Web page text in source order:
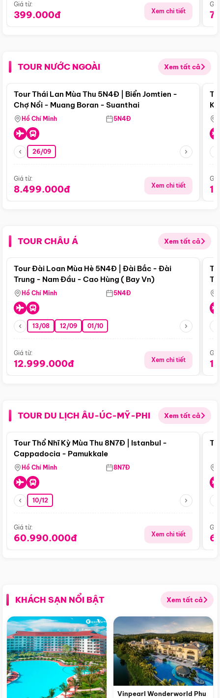
Giá từ:
399.000đ Xem chi tiết
TOUR NƯỚC NGOÀI Xem tất cả
Điểm nổi bật
Tour Thái Lan Mùa Thu 5N4Đ | Biển Jomtien -
Chợ Nổi - Muang Boran - Suanthai
Hồ Chí Minh 5N4Đ
26/09
Giá từ:
8.499.000đ Xem chi tiết
TOUR CHÂU Á Xem tất cả
Điểm nổi bật
Tour Đài Loan Mùa Hè 5N4Đ | Đài Bắc - Đài
Trung - Nam Đầu - Cao Hùng ( Bay Vn)
Hồ Chí Minh 5N4Đ
13/08 12/09 01/10
Giá từ:
12.999.000đ Xem chi tiết
TOUR DU LỊCH ÂU-ÚC-MỸ-PHI Xem tất cả
Điểm nổi bật
Tour Thổ Nhĩ Kỳ Mùa Thu 8N7Đ | Istanbul -
Cappadocia - Pamukkale
Hồ Chí Minh 8N7Đ
10/12
Giá từ:
60.990.000đ Xem chi tiết
KHÁCH SẠN NỔI BẬT Xem tất cả
Vinpearl Wonderworld Phu